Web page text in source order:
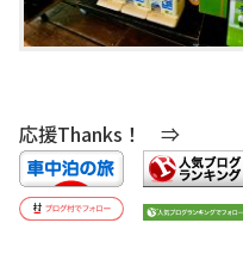
応援Thanks！ ⇒